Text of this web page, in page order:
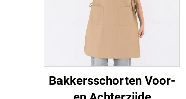
Bakkersschorten Voor-